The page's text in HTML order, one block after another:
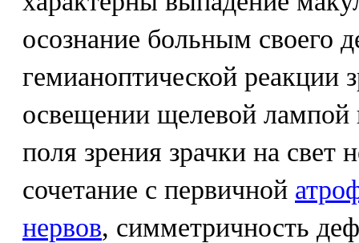
осознание больным своего
гемианоптической реакции
освещении щелевой
поля зрения зрачки на свет
сочетание с первичной
нервов, симметричность